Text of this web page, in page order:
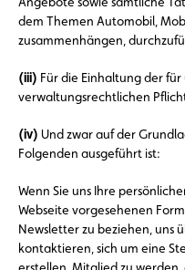
dem Themen Automobil,
zusammenhängen,
(iii) Für die Einhaltung der
verwaltungsrechtlichen
(iv) Und zwar auf der
Folgenden ausgeführt ist:
Wenn Sie uns Ihre
Webseite vorgesehenen
Newsletter zu beziehen, uns
kontaktieren, sich um eine